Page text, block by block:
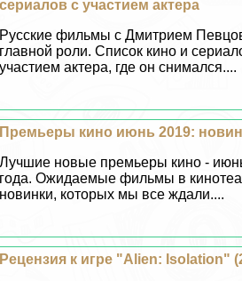
сериалов с участием актера
Русские фильмы с Дмитрием
главной роли. Список кино и
участием актера, где он снимался....
Премьеры кино июнь 2019:
Лучшие новые премьеры кино -
года. Ожидаемые фильмы в
новинки, которых мы все ждали....
Рецензия к игре "Alien: Isolation"